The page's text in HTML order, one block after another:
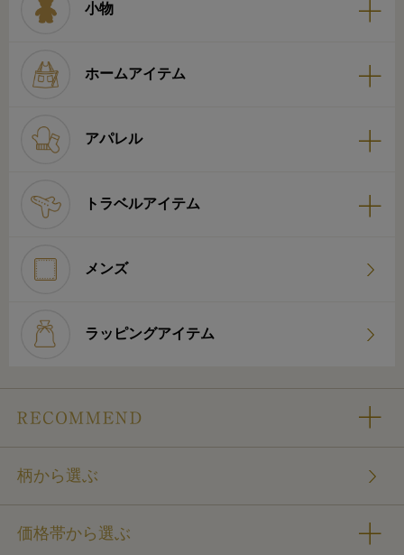
小物
ホームアイテム
アパレル
トラベルアイテム
メンズ
ラッピングアイテム
柄から選ぶ
価格帯から選ぶ